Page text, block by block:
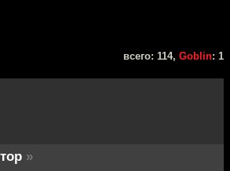
всего: 114, Goblin: 1
»